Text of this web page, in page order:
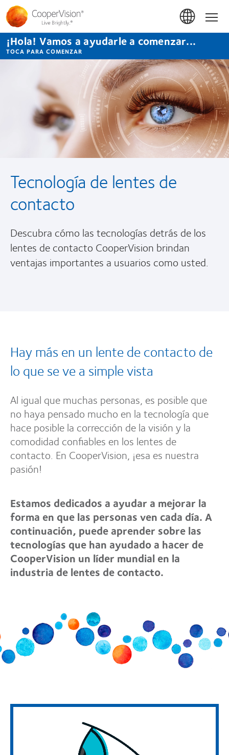
Pasar
contenido
principal
¡Hola! Vamos a ayudarle a comenzar...
TOCA PARA COMENZAR
Tecnología de lentes de
contacto
Descubra cómo las tecnologías detrás de los
lentes de contacto CooperVision brindan
ventajas importantes a usuarios como usted.
Hay más en un lente de contacto de
lo que se ve a simple vista
Al igual que muchas personas, es posible que
no haya pensado mucho en la tecnología que
hace posible la corrección de la visión y la
comodidad confiables en los lentes de
contacto. En CooperVision, ¡esa es nuestra
pasión!
Estamos dedicados a ayudar a mejorar la
forma en que las personas ven cada día. A
continuación, puede aprender sobre las
tecnologías que han ayudado a hacer de
CooperVision un líder mundial en la
industria de lentes de contacto.